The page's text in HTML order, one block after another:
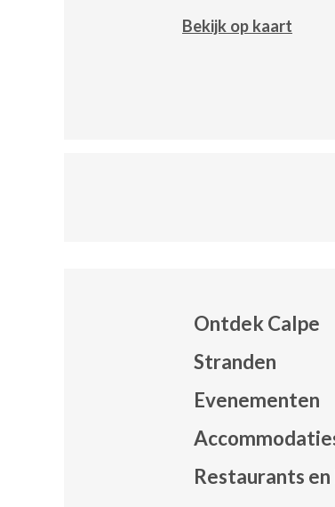
Bekijk op kaart
Ontdek Calpe
Stranden
Evenementen
Restaurants